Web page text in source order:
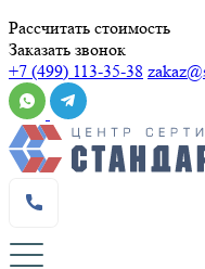
Рассчитать стоимость
Заказать звонок
+7 (499) 113-35-38